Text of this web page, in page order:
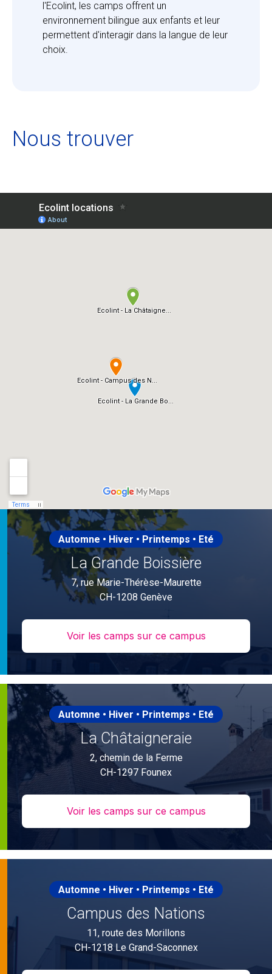
l'Ecolint, les camps offrent un
environnement bilingue aux enfants et leur
permettent d'interagir dans la langue de leur
choix.
Nous trouver
Automne • Hiver • Printemps • Eté
La Grande Boissière
7, rue Marie-Thérèse-Maurette
CH-1208 Genève
Voir les camps sur ce campus
Automne • Hiver • Printemps • Eté
La Châtaigneraie
2, chemin de la Ferme
CH-1297 Founex
Voir les camps sur ce campus
Automne • Hiver • Printemps • Eté
Campus des Nations
11, route des Morillons
CH-1218 Le Grand-Saconnex